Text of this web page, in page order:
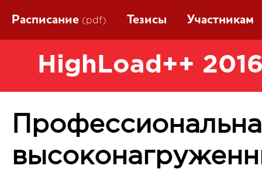
Расписание (pdf) Тезисы Участникам
HighLoad++